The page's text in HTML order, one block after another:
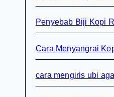
Penyebab Biji Kopi
Cara Menyangrai
cara mengiris ubi